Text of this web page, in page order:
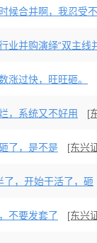
候合并啊，我忍受
业并购演绎“双主线
涨过快，旺旺砸。
，系统又不好用 [
了，是不是 [东兴
了，开始干活了，砸
不要发套了 [东兴